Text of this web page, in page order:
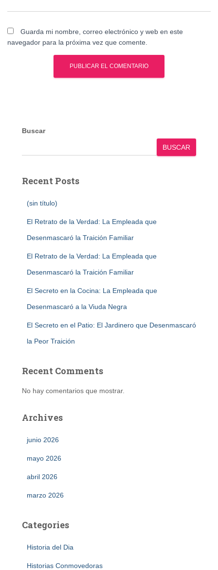
Guarda mi nombre, correo electrónico y web en este
navegador para la próxima vez que comente.
Buscar
BUSCAR
Recent Posts
(sin título)
El Retrato de la Verdad: La Empleada que
Desenmascaró la Traición Familiar
El Retrato de la Verdad: La Empleada que
Desenmascaró la Traición Familiar
El Secreto en la Cocina: La Empleada que
Desenmascaró a la Viuda Negra
El Secreto en el Patio: El Jardinero que Desenmascaró
la Peor Traición
Recent Comments
No hay comentarios que mostrar.
Archives
junio 2026
mayo 2026
abril 2026
marzo 2026
Categories
Historia del Dia
Historias Conmovedoras